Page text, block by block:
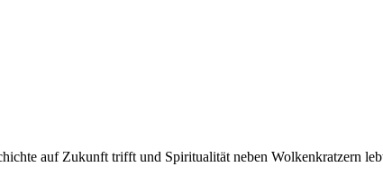
auf Zukunft trifft und Spiritualität neben Wolkenkratzern